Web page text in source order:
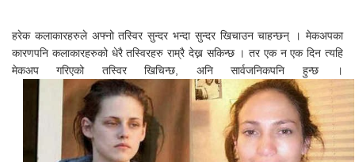
हरेक कलाकारहरुले अफ्नो तस्विर सुन्दर भन्दा सुन्दर खिचाउन चाहन्छन् । मेकअपका
कारणपनि कलाकारहरुको धेरै तस्विरहरु राम्रै देख्न सकिन्छ । तर एक न एक दिन त्यहि
मेकअप गरिएको तस्विर खिचिन्छ, अनि सार्वजनिकपनि हुन्छ ।